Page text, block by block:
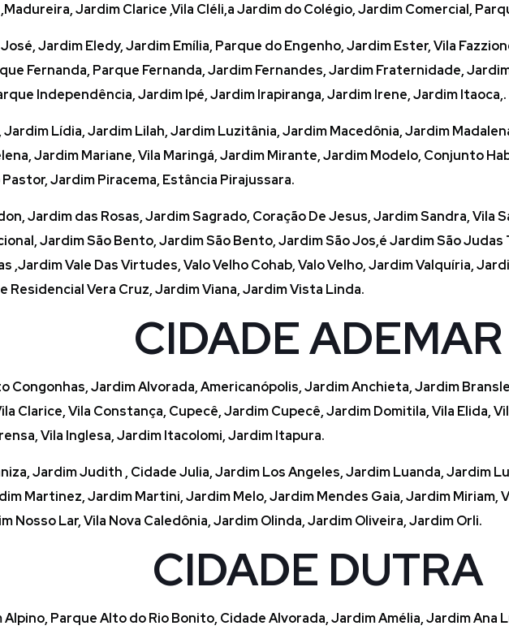
Jardim Clarice ,Vila Cléli,a Jardim do Colégio, Jardim Comercial,
Jardim Eledy, Jardim Emília, Parque do Engenho, Jardim Ester, Vila
Fernanda, Parque Fernanda, Jardim Fernandes, Jardim Fraternidade,
Independência, Jardim Ipé, Jardim Irapiranga, Jardim Irene, Jardim Itaoca,.
Lídia, Jardim Lilah, Jardim Luzitânia, Jardim Macedônia, Jardim
Jardim Mariane, Vila Maringá, Jardim Mirante, Jardim Modelo, Conjunto
Jardim Piracema, Estância Pirajussara.
Jardim das Rosas, Jardim Sagrado, Coração De Jesus, Jardim Sandra, Vila
Jardim São Bento, Jardim São Bento, Jardim São Jos,é Jardim São
,Jardim Vale Das Virtudes, Valo Velho Cohab, Valo Velho, Jardim Valquíria,
Residencial Vera Cruz, Jardim Viana, Jardim Vista Linda.
CIDADE ADEMAR
Congonhas, Jardim Alvorada, Americanópolis, Jardim Anchieta, Jardim
Clarice, Vila Constança, Cupecê, Jardim Cupecê, Jardim Domitila, Vila Elida,
Vila Inglesa, Jardim Itacolomi, Jardim Itapura.
Jardim Judith , Cidade Julia, Jardim Los Angeles, Jardim Luanda, Jardim
Martinez, Jardim Martini, Jardim Melo, Jardim Mendes Gaia, Jardim Miriam,
Nosso Lar, Vila Nova Caledônia, Jardim Olinda, Jardim Oliveira, Jardim Orli.
CIDADE DUTRA
Parque Alto do Rio Bonito, Cidade Alvorada, Jardim Amélia, Jardim Ana